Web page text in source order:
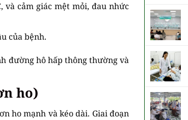
và cảm giác mệt mỏi, đau nhức
của bệnh.
đường hô hấp thông thường và
ho)
ho mạnh và kéo dài. Giai đoạn